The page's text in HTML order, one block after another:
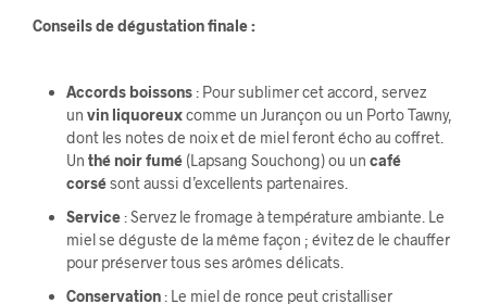
Conseils de dégustation finale :
Accords boissons: Pour sublimer cet accord, servez
un vin liquoreuxcomme un Jurançon ou un Porto Tawny,
dont les notes de noix et de miel feront écho au coffret.
Un thé noir fumé(Lapsang Souchong) ou un café
corsésont aussi d’excellents partenaires.
Service: Servez le fromage à température ambiante. Le
miel se déguste de la même façon ; évitez de le chauffer
pour préserver tous ses arômes délicats.
Conservation: Le miel de ronce peut cristalliser